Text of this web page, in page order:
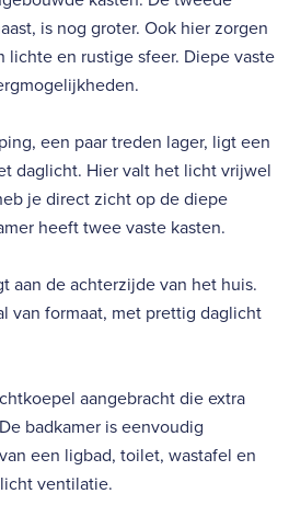
is nog groter. Ook hier zorgen
lichte en rustige sfeer. Diepe vaste
een paar treden lager, ligt een
daglicht. Hier valt het licht vrijwel
je direct zicht op de diepe
heeft twee vaste kasten.
aan de achterzijde van het huis.
van formaat, met prettig daglicht
aangebracht die extra
badkamer is eenvoudig
een ligbad, toilet, wastafel en
ventilatie.